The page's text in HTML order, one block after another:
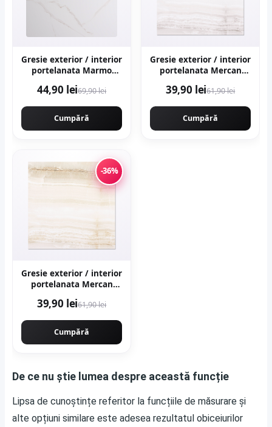
Gresie exterior / interior
portelanata Marmo
lucioasa rectificata tip
44,90 lei69,90 lei
Cumpără
Gresie exterior / interior
portelanata Mercan
lucioasa tip marmura
39,90 lei61,90 lei
Cumpără
-36%
Gresie exterior / interior
portelanata Mercan
lucioasa tip marmura
39,90 lei61,90 lei
Cumpără
De ce nu știe lumea despre această funcție
Lipsa de cunoștințe referitor la funcțiile de măsurare și
alte opțiuni similare este adesea rezultatul obiceiurilor